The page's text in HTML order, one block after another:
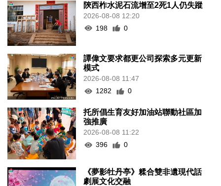
陝西柞水泥石流增至2死1人仍失蹤
2026-08-08 12:20
198
0
譚偉文要求都更公司探索多元更新
模式
2026-08-08 11:47
1282
0
托所倡生育友好加油站聯動社區加
強推廣
2026-08-08 11:22
396
0
《夢影牡丹亭》糅合雙非遺現代話
劇展文化交融